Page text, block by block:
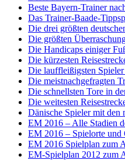
Beste Bayern-Trainer
Das Trainer-Baade-
Die drei größten
Die größten
Die Handicaps einiger
Die kürzesten
Die lauffleißigsten
Die meistnachgefragten
Die schnellsten Tore in
Die weitesten
Dänische Spieler mit den
EM 2016 – Alle Stadien
EM 2016 – Spielorte und
EM 2016 Spielplan zum
EM-Spielplan 2012 zum